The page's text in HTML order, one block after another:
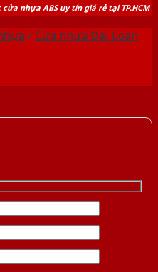
nhựa ABS uy tín giá rẻ tại TP.HCM
/Cửa nhựa Đài Loan